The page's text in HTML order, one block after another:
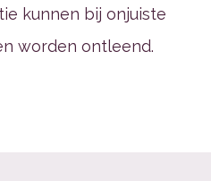
kunnen bij onjuiste
worden ontleend.